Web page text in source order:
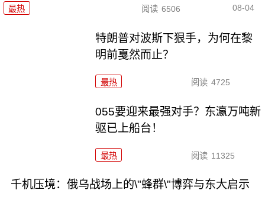
最热 阅读 6506 08-04
特朗普对波斯下狠手，为何在黎
明前戛然而止？
最热 阅读 4725
055要迎来最强对手？东瀛万吨新
驱已上船台！
最热 阅读 11325
千机压境：俄乌战场上的\"蜂群\"博弈与东大启示